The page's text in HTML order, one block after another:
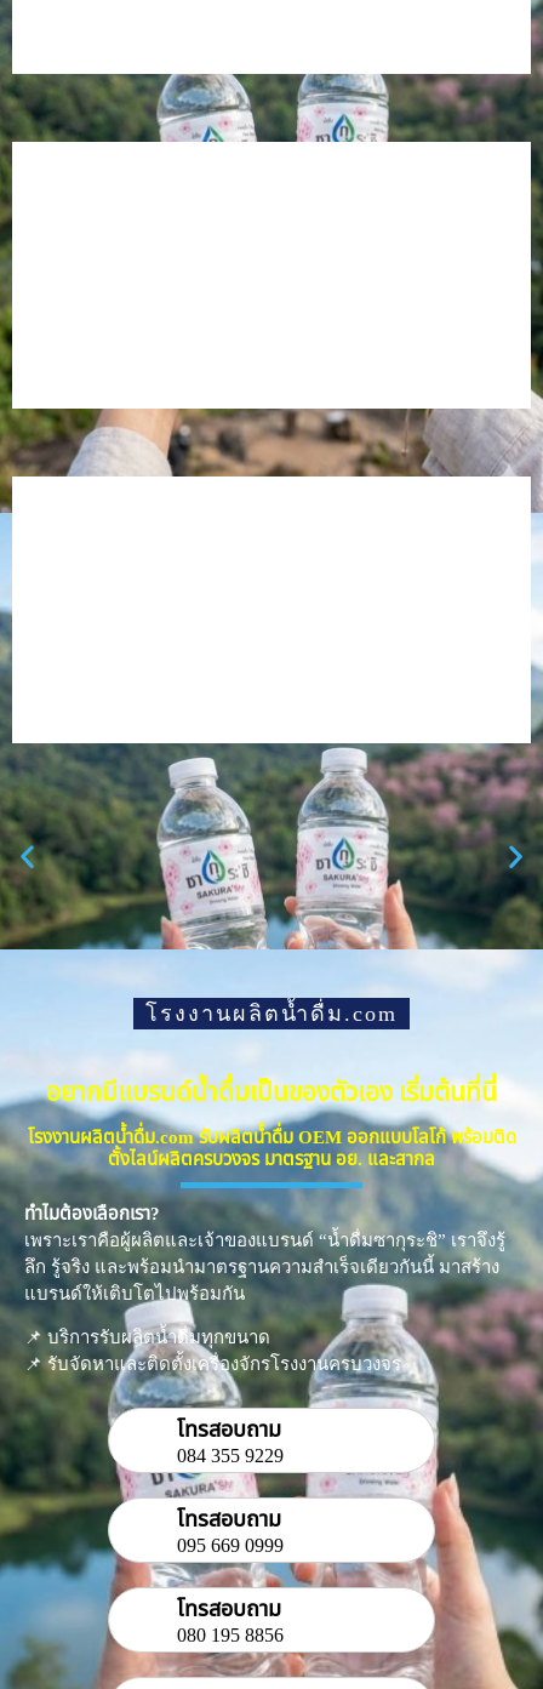
โรงงานผลิตน้ำดื่ม.com
อยากมีแบรนด์น้ำดื่มเป็นของตัวเอง เริ่มต้นที่นี่
โรงงานผลิตน้ำดื่ม.com รับผลิตน้ำดื่ม OEM ออกแบบโลโก้ พร้อมติด
ตั้งไลน์ผลิตครบวงจร มาตรฐาน อย. และสากล
ทำไมต้องเลือกเรา?
เพราะเราคือผู้ผลิตและเจ้าของแบรนด์ “น้ำดื่มซากุระชิ” เราจึงรู้
ลึก รู้จริง และพร้อมนำมาตรฐานความสำเร็จเดียวกันนี้ มาสร้าง
แบรนด์ให้เติบโตไปพร้อมกัน
​📌 บริการรับผลิตน้ำดื่มทุกขนาด
📌 รับจัดหาและติดตั้งเครื่องจักรโรงงานครบวงจร
โทรสอบถาม
084 355 9229
โทรสอบถาม
095 669 0999
โทรสอบถาม
080 195 8856